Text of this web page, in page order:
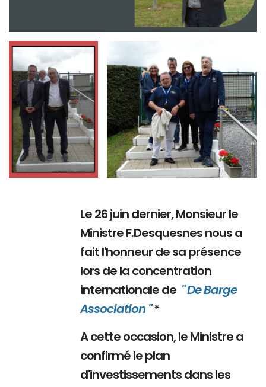
Branding
ARMCHAIR ARMCHAIR
Le 26 juin dernier, Monsieur le
Ministre F.Desquesnes nous a
fait l'honneur de sa présence
lors de la concentration
internationale de " De Barge
Association "*
A cette occasion, le Ministre a
confirmé le plan
d'investissements dans les